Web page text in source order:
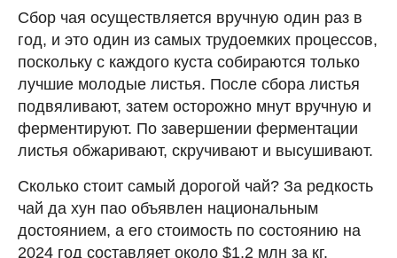
Сбор чая осуществляется вручную один раз в
год, и это один из самых трудоемких процессов,
поскольку с каждого куста собираются только
лучшие молодые листья. После сбора листья
подвяливают, затем осторожно мнут вручную и
ферментируют. По завершении ферментации
листья обжаривают, скручивают и высушивают.
Сколько стоит самый дорогой чай? За редкость
чай да хун пао объявлен национальным
достоянием, а его стоимость по состоянию на
2024 год составляет около $1,2 млн за кг.